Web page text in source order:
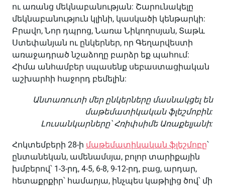
ու առանց մեկնաբանության: Շարունակելը
մեկնաբանություն կլինի, կասկածի կենթարկի:
Բրավո, Նոր դպրոց, Նառա Նիկողոսյան, Տաթև
Ստեփանյան ու ընկերներ, որ Գեղարվեստի
առաջադրած նշաձողը բարձր եք պահում:
Հիմա անհամբեր սպասենք սեբաստացիական
աշխարհի հաջորդ բեմելին:
Անտառուտի մեր ընկերները մասնակցել են
մաթեմատիկական ֆլեշմոբին:
Լուսանկարները՝ Հռիփսիմե Առաքելյանի:
Հոկտեմբերի 28-ի մաթեմատիկական ֆլեշմոբը՝
ընտանեկան, ամենամսյա, բոլոր տարիքային
խմբերով՝ 1-3-րդ, 4-5, 6-8, 9-12-րդ, բաց, արդար,
հետաքրքիր՝ համարյա, ինչպես կաթիլից ծով՝ մի